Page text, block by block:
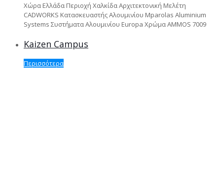
Χώρα Ελλάδα Περιοχή Χαλκίδα Αρχιτεκτονική Μελέτη
CADWORKS Κατασκευαστής Αλουμινίου Mparolas Aluminium
Systems Συστήματα Αλουμινίου Europa Χρώμα AMMOS 7009
Kaizen Campus
Περισσότερα